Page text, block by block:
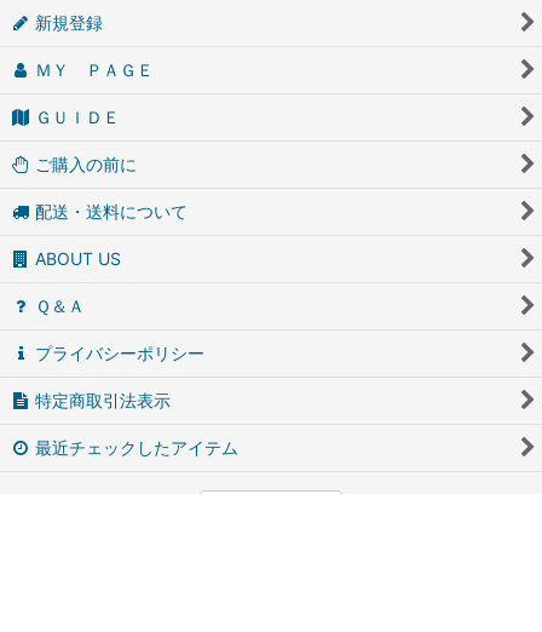
新規登録
ＭＹ ＰＡＧＥ
ＧＵＩＤＥ
ご購入の前に
配送・送料について
ABOUT US
Ｑ＆Ａ
プライバシーポリシー
特定商取引法表示
最近チェックしたアイテム